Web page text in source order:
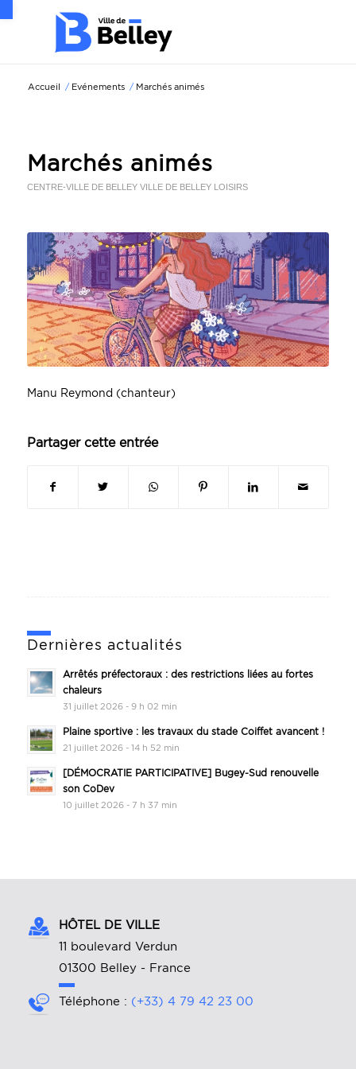
Accueil / Evénements / Marchés animés
Marchés animés
CENTRE-VILLE DE BELLEY VILLE DE BELLEY LOISIRS
Manu Reymond (chanteur)
Partager cette entrée
Dernières actualités
Arrêtés préfectoraux : des restrictions liées au fortes
chaleurs
31 juillet 2026 - 9 h 02 min
Plaine sportive : les travaux du stade Coiffet avancent !
21 juillet 2026 - 14 h 52 min
[DÉMOCRATIE PARTICIPATIVE] Bugey-Sud renouvelle
son CoDev
10 juillet 2026 - 7 h 37 min
HÔTEL DE VILLE
11 boulevard Verdun
01300 Belley - France
Téléphone : (+33) 4 79 42 23 00